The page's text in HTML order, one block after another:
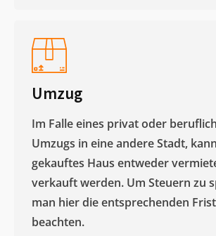
Umzug
Im Falle eines privat oder
Umzugs in eine andere Stadt,
gekauftes Haus entweder
verkauft werden. Um Steuern zu
man hier die entsprechenden
beachten.